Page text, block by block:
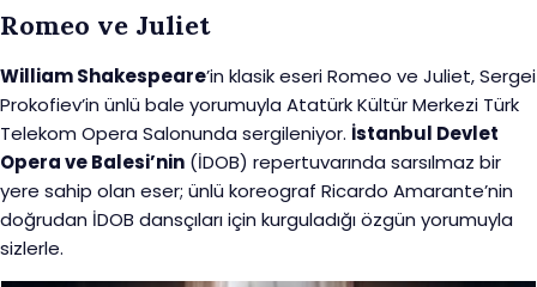
Romeo ve Juliet
William Shakespeare’in klasik eseri Romeo ve Juliet, Sergei
Prokofiev’in ünlü bale yorumuyla Atatürk Kültür Merkezi Türk
Telekom Opera Salonunda sergileniyor. İstanbul Devlet
Opera ve Balesi’nin (İDOB) repertuvarında sarsılmaz bir
yere sahip olan eser; ünlü koreograf Ricardo Amarante’nin
doğrudan İDOB dansçıları için kurguladığı özgün yorumuyla
sizlerle.